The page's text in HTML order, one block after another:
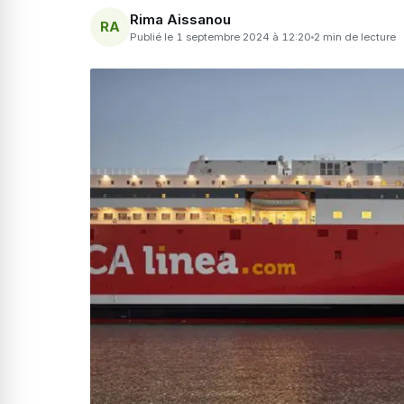
RA Rima Aissanou
Publié le 1 septembre 2024 à 12:20 2 min de lecture